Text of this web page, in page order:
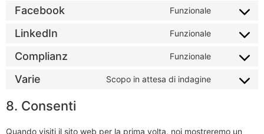
Facebook Funzionale
LinkedIn Funzionale
Complianz Funzionale
Varie Scopo in attesa di indagine
8. Consenti
Quando visiti il sito web per la prima volta, noi mostreremo un